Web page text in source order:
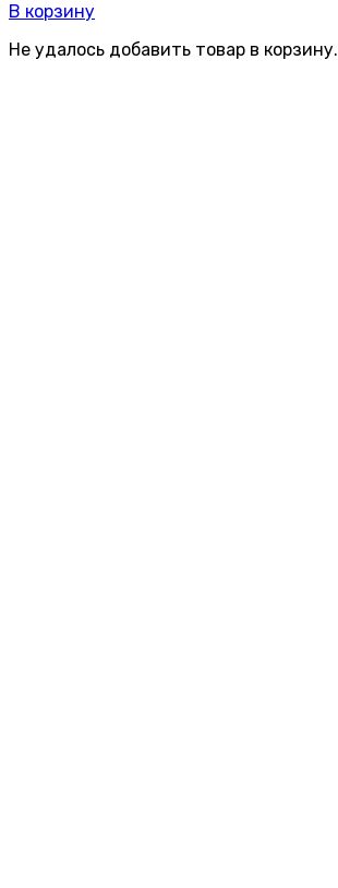
В корзину
Не удалось добавить товар в корзину.